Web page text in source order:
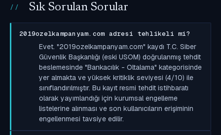
Sık Sorulan Sorular
2019ozelkampanyam.com adresi tehlikeli mi?
Evet. "2019ozelkampanyam.com" kaydı T.C. Siber
Güvenlik Başkanlığı (eski USOM) doğrulanmış tehdit
beslemesinde "Bankacılık - Oltalama" kategorisinde
yer almakta ve yüksek kritiklik seviyesi (4/10) ile
sınıflandırılmıştır. Bu kayıt resmi tehdit istihbaratı
olarak yayımlandığı için kurumsal engelleme
listelerine alınması ve son kullanıcıların erişiminin
engellenmesi tavsiye edilir.